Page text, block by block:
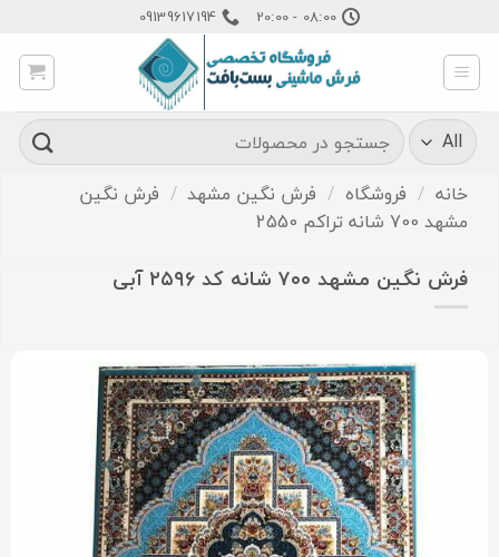
content
08:00 - 20:00
09139617194
جستجو
برای:
خانه / فروشگاه / فرش نگین مشهد / فرش نگین
مشهد 700 شانه تراکم 2550
فرش نگین مشهد ۷۰۰ شانه کد ۲۵۹۶ آبی